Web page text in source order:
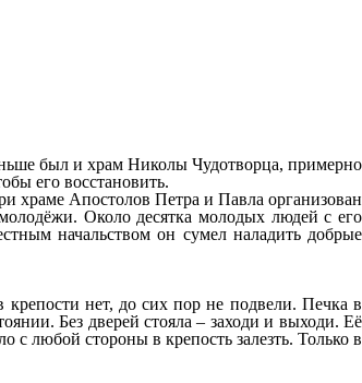
был и храм Николы Чудотворца, примерно
его восстановить.
храме Апостолов Петра и Павла организован
Около десятка молодых людей с его
начальством он сумел наладить добрые
крепости нет, до сих пор не подвели. Печка в
Без дверей стояла – заходи и выходи. Её
любой стороны в крепость залезть. Только в